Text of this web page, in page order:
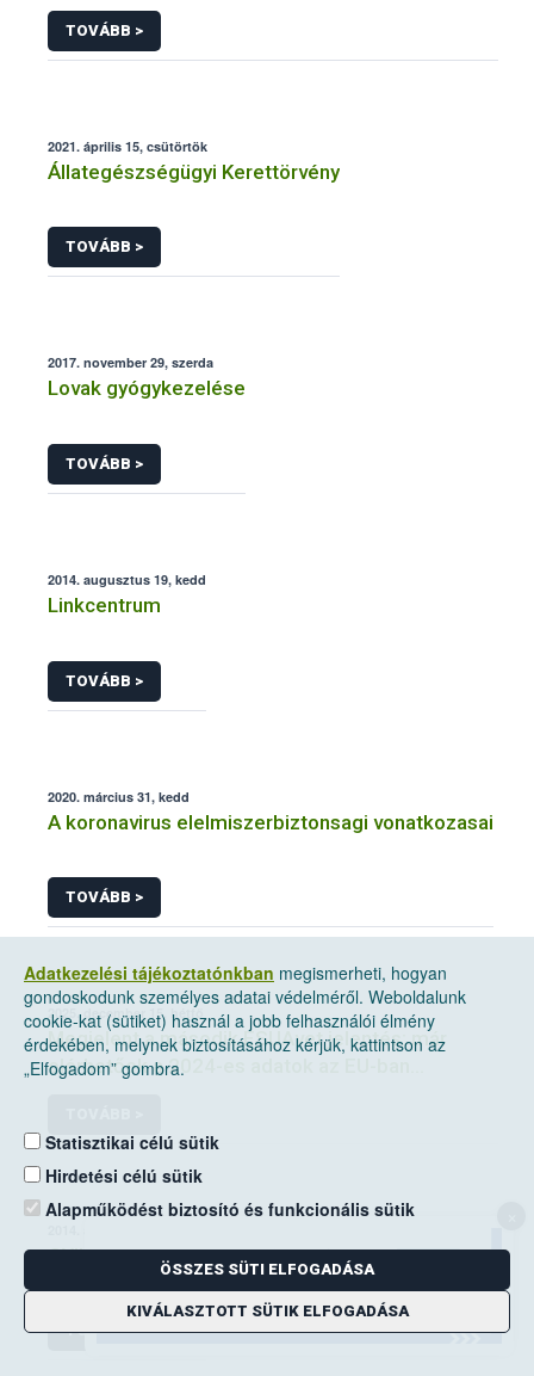
Rendszerben állatgyógyászati termékek
témakörben közhatalmi eljárásaihoz kapcsolódó
adatkezeléséhez
TOVÁBB >
2021. április 15, csütörtök
Állategészségügyi Kerettörvény
TOVÁBB >
2017. november 29, szerda
Lovak gyógykezelése
TOVÁBB >
2014. augusztus 19, kedd
Linkcentrum
TOVÁBB >
2020. március 31, kedd
A koronavirus elelmiszerbiztonsagi vonatkozasai
TOVÁBB >
2025. december 15, hétfő
Megjelent a második ESUAvet jelentés: már
elérhetőek a 2024-es adatok az EU-ban
GYIK_takarmány
TOVÁBB >
Adatkezelési tájékoztatónkban megismerheti, hogyan
gondoskodunk személyes adatai védelméről. Weboldalunk
cookie-kat (sütiket) használ a jobb felhasználói élmény
érdekében, melynek biztosításához kérjük, kattintson az
„Elfogadom” gombra.
Statisztikai célú sütik
Hirdetési célú sütik
Alapműködést biztosító és funkcionális sütik
ÖSSZES SÜTI ELFOGADÁSA
KIVÁLASZTOTT SÜTIK ELFOGADÁSA